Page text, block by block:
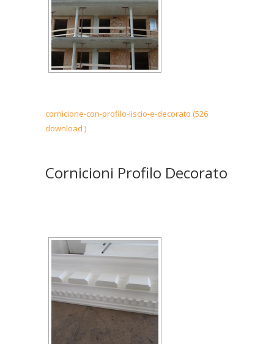
cornicione-con-profilo-liscio-e-decorato (526
download )
Cornicioni Profilo Decorato